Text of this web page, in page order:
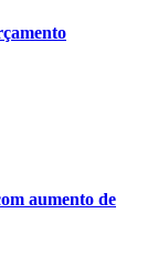
aumento de